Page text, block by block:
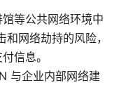
等公共网络环境中
网络劫持的风险，
信息。
与企业内部网络建